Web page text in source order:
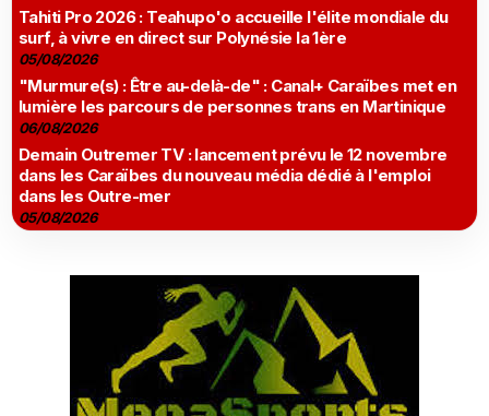
Tahiti Pro 2026 : Teahupo'o accueille l'élite mondiale du
surf, à vivre en direct sur Polynésie la 1ère
05/08/2026
"Murmure(s) : Être au-delà-de" : Canal+ Caraïbes met en
lumière les parcours de personnes trans en Martinique
06/08/2026
Demain Outremer TV : lancement prévu le 12 novembre
dans les Caraïbes du nouveau média dédié à l'emploi
dans les Outre-mer
05/08/2026